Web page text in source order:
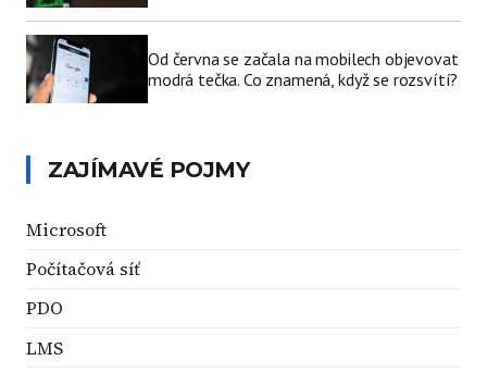
Od června se začala na mobilech objevovat
modrá tečka. Co znamená, když se rozsvítí?
ZAJÍMAVÉ POJMY
Microsoft
Počítačová síť
PDO
LMS